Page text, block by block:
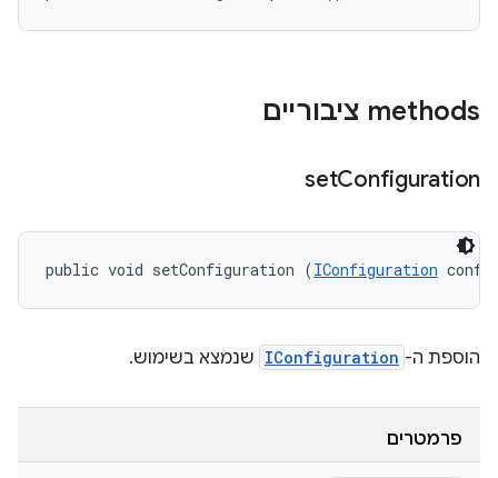
‫methods ציבוריים
setConfiguration
public void setConfiguration (IConfiguration
הוספת ה- IConfiguration שנמצא בשימוש.
פרמטרים